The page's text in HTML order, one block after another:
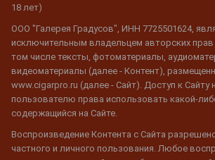
18 лет)
ООО "Галерея Градусов", ИНН 7725501624,
исключительным владельцем авторских
том числе тексты, фотоматериалы,
видеоматериалы (далее - Контент),
www.cigarpro.ru (далее - Сайт). Доступ к Сайту
пользователю права использовать какой-
содержащийся на Сайте.
Воспроизведение Контента с Сайта
частного и личного пользования. Любое